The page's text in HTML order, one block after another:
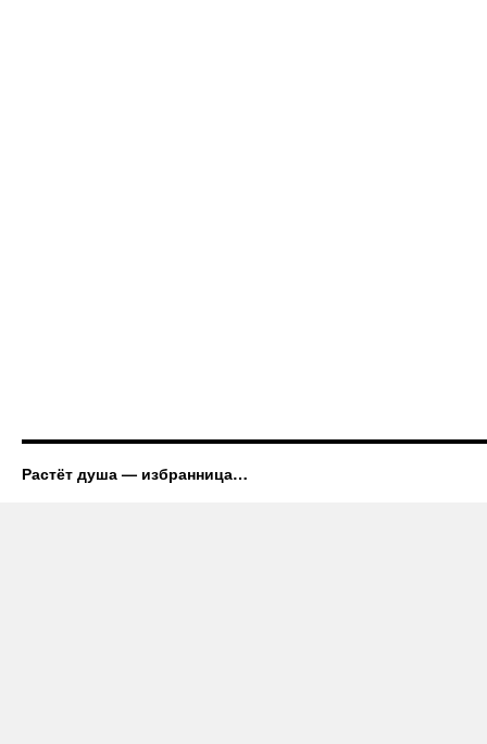
Растёт душа — избранница…